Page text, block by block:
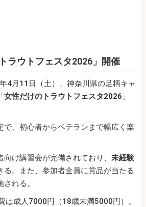
ラウトフェスタ2026」開催
4月11日（土）、神奈川県の足柄キャ
女性だけのトラウトフェスタ2026 」
で、初心者からベテランまで幅広く楽
け講習会が完備されており、 未経験
る。また、参加者全員に賞品が当たる
れる。
は成人7000円（18歳未満5000円）。